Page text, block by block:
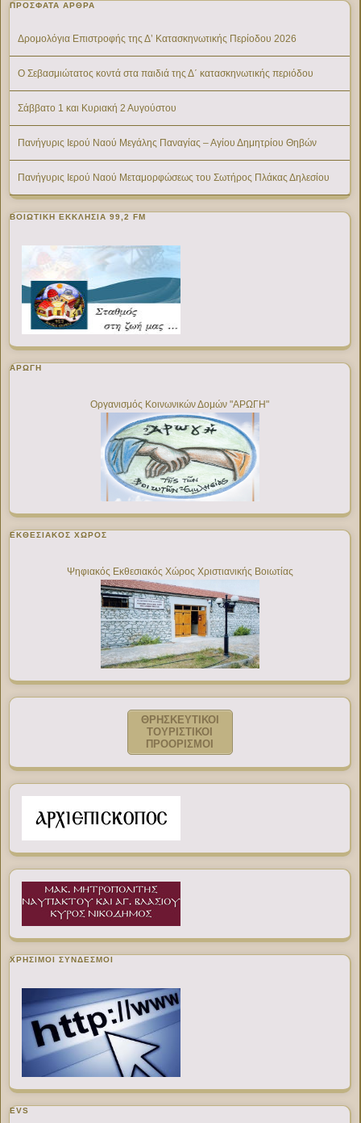
ΠΡΌΣΦΑΤΑ ΆΡΘΡΑ
Δρομολόγια Επιστροφής της Δ’ Κατασκηνωτικής Περίοδου 2026
Ο Σεβασμιώτατος κοντά στα παιδιά της Δ΄ κατασκηνωτικής περιόδου
Σάββατο 1 και Κυριακή 2 Αυγούστου
Πανήγυρις Ιερού Ναού Μεγάλης Παναγίας – Αγίου Δημητρίου Θηβών
Πανήγυρις Ιερού Ναού Μεταμορφώσεως του Σωτήρος Πλάκας Δηλεσίου
ΒΟΙΩΤΙΚΉ ΕΚΚΛΗΣΊΑ 99,2 FM
ΑΡΩΓΗ
Οργανισμός Κοινωνικών Δομών "ΑΡΩΓΗ"
ΕΚΘΕΣΙΑΚΌΣ ΧΏΡΟΣ
Ψηφιακός Εκθεσιακός Χώρος Χριστιανικής Βοιωτίας
ΘΡΗΣΚΕΥΤΙΚΟΙ
ΤΟΥΡΙΣΤΙΚΟΙ
ΠΡΟΟΡΙΣΜΟΙ
ΧΡΉΣΙΜΟΙ ΣΎΝΔΕΣΜΟΙ
EVS